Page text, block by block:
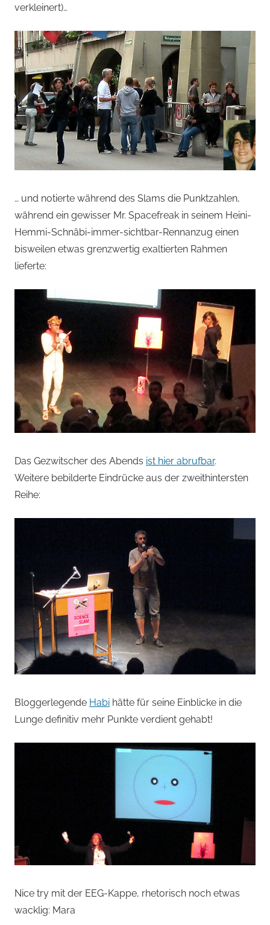
verkleinert)…
… und notierte während des Slams die Punktzahlen,
während ein gewisser Mr. Spacefreak in seinem Heini-
Hemmi-Schnäbi-immer-sichtbar-Rennanzug einen
bisweilen etwas grenzwertig exaltierten Rahmen
lieferte:
Das Gezwitscher des Abends ist hier abrufbar.
Weitere bebilderte Eindrücke aus der zweithintersten
Reihe:
Bloggerlegende Habi hätte für seine Einblicke in die
Lunge definitiv mehr Punkte verdient gehabt!
Nice try mit der EEG-Kappe, rhetorisch noch etwas
wacklig: Mara